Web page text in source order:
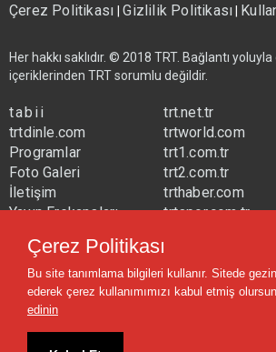
Çerez Politikası|Gizlilik Politikası|
Her hakkı saklıdır. © 2018 TRT. Bağlantı
içeriklerinden TRT sorumlu değildir.
tabii
trtdinle.com
Programlar
Foto Galeri
İletişim
Yayın Frekansları
trt.net.tr
trtworld.com
trt1.com.tr
trt2.com.tr
trthaber.com
trtspor.com.tr
trtavaz.com.tr
trtmuzik.net.tr
trtcocuk.net.tr
Çerez Politikası
Bu site tanımlama bilgileri kullanır. Sitede
ederek çerez kullanımımızı kabul etmiş
edinin